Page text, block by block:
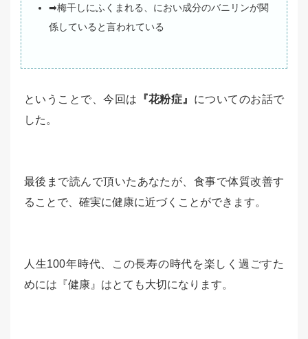
➡梅干しにふくまれる、におい成分のバニリンが関
係していると言われている
ということで、今回は 『花粉症』 についてのお話で
した。
最後まで読んで頂いたあなたが、食事で体質改善す
ることで、確実に健康に近づくことができます。
人生100年時代、この長寿の時代を楽しく過ごすた
めには『健康』はとても大切になります。